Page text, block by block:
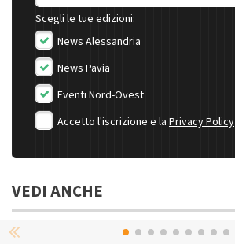
Scegli le tue edizioni:
News Alessandria
News Pavia
Eventi Nord-Ovest
Accetto l'iscrizione e la Privacy Policy
VEDI ANCHE